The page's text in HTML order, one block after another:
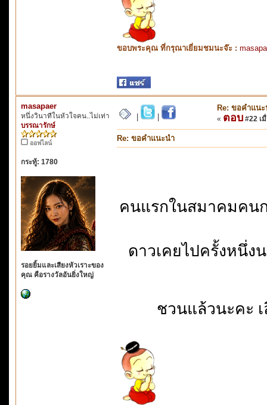
ขอบพระคุณ ที่กรุณาเยี่ยมชมนะจ๊ะ :
masapaer
หนึ่งวินาทีในหัวใจคน..ไม่เท่า
บรรณารักษ์
ออฟไลน์
กระทู้: 1780
รอยยิ้มและเสียงหัวเราะของ
คุณ คือรางวัลอันยิ่งใหญ่
Re: ขอคำแนะ
« ตอบ #22 เ
Re: ขอคำแนะนำ
คนแรกในสมาคมคน
ดาวเคยไปครั้งหนึ่
ชวนแล้วนะคะ